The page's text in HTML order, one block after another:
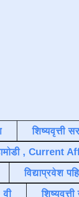
शिष्यवृत्ती
, Current
विद्याप्रवेश
वी